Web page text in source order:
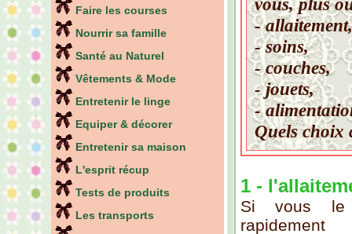
Faire les courses
Nourrir sa famille
Santé au Naturel
Vêtements & Mode
Entretenir le linge
Equiper & décorer
Entretenir sa maison
L'esprit récup
Tests de produits
Les transports
- allaitement,
- soins,
- couches,
- jouets,
-
Quels choix
1 -
Si vous le